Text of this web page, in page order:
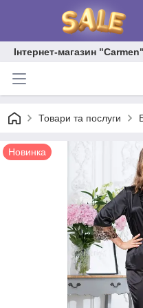
Інтернет-магазин "Carmen"
Товари та послуги
Новинка